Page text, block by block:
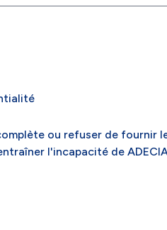
ou refuser de fournir
l'incapacité de